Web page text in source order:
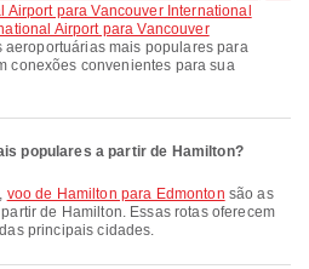
para Vancouver International
Airport para Vancouver
aeroportuárias mais populares para
conexões convenientes para sua
populares a partir de Hamilton?
, voo de Hamilton para Edmonton são as
de Hamilton. Essas rotas oferecem
principais cidades.